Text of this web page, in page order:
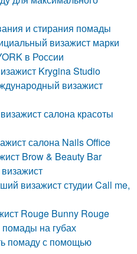
и стирания помады
визажист марки
в России
Krygina Studio
визажист
салона красоты
салона Nails Office
Brow & Beauty Bar
визажист студии Call me,
Rouge Bunny Rouge
помады на губах
помаду с помощью